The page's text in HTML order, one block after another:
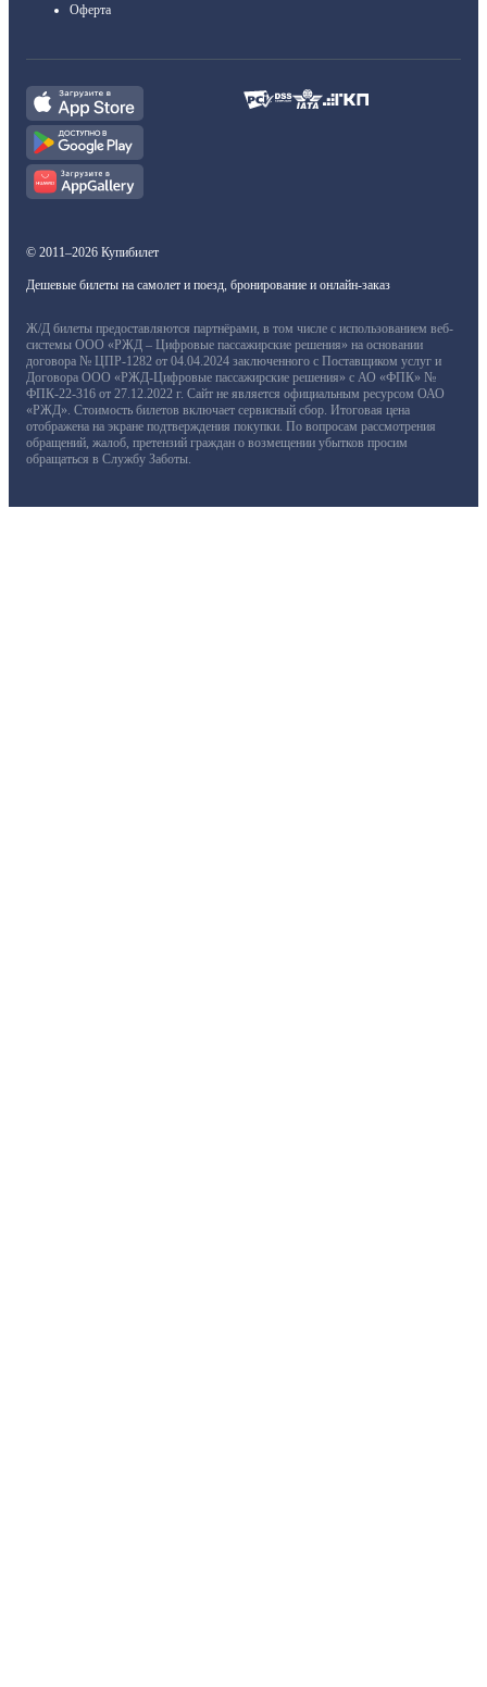
Оферта
© 2011–2026 Купибилет
Дешевые билеты на самолет и поезд, бронирование и онлайн-заказ
Ж/Д билеты предоставляются партнёрами, в том числе с использованием веб-
системы ООО «РЖД – Цифровые пассажирские решения» на основании
договора № ЦПР-1282 от 04.04.2024 заключенного с Поставщиком услуг и
Договора ООО «РЖД-Цифровые пассажирские решения» с АО «ФПК» №
ФПК-22-316 от 27.12.2022 г. Сайт не является официальным ресурсом ОАО
«РЖД». Стоимость билетов включает сервисный сбор. Итоговая цена
отображена на экране подтверждения покупки. По вопросам рассмотрения
обращений, жалоб, претензий граждан о возмещении убытков просим
обращаться в Службу Заботы.